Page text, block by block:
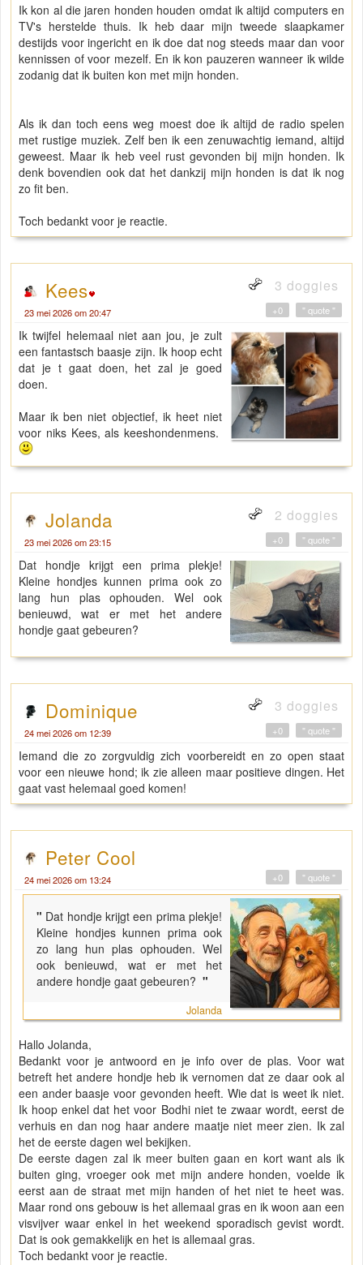
Ik kon al die jaren honden houden omdat ik altijd computers en
TV's herstelde thuis. Ik heb daar mijn tweede slaapkamer
destijds voor ingericht en ik doe dat nog steeds maar dan voor
kennissen of voor mezelf. En ik kon pauzeren wanneer ik wilde
zodanig dat ik buiten kon met mijn honden.
Als ik dan toch eens weg moest doe ik altijd de radio spelen
met rustige muziek. Zelf ben ik een zenuwachtig iemand, altijd
geweest. Maar ik heb veel rust gevonden bij mijn honden. Ik
denk bovendien ook dat het dankzij mijn honden is dat ik nog
zo fit ben.
Toch bedankt voor je reactie.
Kees 3 doggies
23 mei 2026 om 20:47 " quote "
+0
Ik twijfel helemaal niet aan jou, je zult
een fantastsch baasje zijn. Ik hoop echt
dat je t gaat doen, het zal je goed
doen.
Maar ik ben niet objectief, ik heet niet
voor niks Kees, als keeshondenmens.
Jolanda 2 doggies
23 mei 2026 om 23:15 " quote "
+0
Dat hondje krijgt een prima plekje!
Kleine hondjes kunnen prima ook zo
lang hun plas ophouden. Wel ook
benieuwd, wat er met het andere
hondje gaat gebeuren?
Dominique 3 doggies
24 mei 2026 om 12:39 " quote "
+0
Iemand die zo zorgvuldig zich voorbereidt en zo open staat
voor een nieuwe hond; ik zie alleen maar positieve dingen. Het
gaat vast helemaal goed komen!
Peter Cool
24 mei 2026 om 13:24 " quote "
+0
" Dat hondje krijgt een prima plekje!
Kleine hondjes kunnen prima ook
zo lang hun plas ophouden. Wel
ook benieuwd, wat er met het
andere hondje gaat gebeuren? "
Jolanda
Hallo Jolanda,
Bedankt voor je antwoord en je info over de plas. Voor wat
betreft het andere hondje heb ik vernomen dat ze daar ook al
een ander baasje voor gevonden heeft. Wie dat is weet ik niet.
Ik hoop enkel dat het voor Bodhi niet te zwaar wordt, eerst de
verhuis en dan nog haar andere maatje niet meer zien. Ik zal
het de eerste dagen wel bekijken.
De eerste dagen zal ik meer buiten gaan en kort want als ik
buiten ging, vroeger ook met mijn andere honden, voelde ik
eerst aan de straat met mijn handen of het niet te heet was.
Maar rond ons gebouw is het allemaal gras en ik woon aan een
visvijver waar enkel in het weekend sporadisch gevist wordt.
Dat is ook gemakkelijk en het is allemaal gras.
Toch bedankt voor je reactie.